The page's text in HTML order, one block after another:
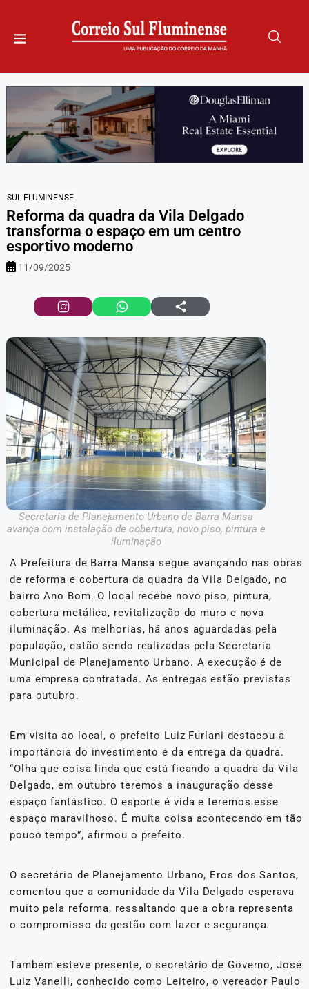
SUL FLUMINENSE
Reforma da quadra da Vila Delgado
transforma o espaço em um centro
esportivo moderno
11/09/2025
Secretaria de Planejamento Urbano de Barra Mansa
avança com instalação de cobertura, novo piso, pintura e
iluminação
A Prefeitura de Barra Mansa segue avançando nas obras
de reforma e cobertura da quadra da Vila Delgado, no
bairro Ano Bom. O local recebe novo piso, pintura,
cobertura metálica, revitalização do muro e nova
iluminação. As melhorias, há anos aguardadas pela
população, estão sendo realizadas pela Secretaria
Municipal de Planejamento Urbano. A execução é de
uma empresa contratada. As entregas estão previstas
para outubro.
Em visita ao local, o prefeito Luiz Furlani destacou a
importância do investimento e da entrega da quadra.
“Olha que coisa linda que está ficando a quadra da Vila
Delgado, em outubro teremos a inauguração desse
espaço fantástico. O esporte é vida e teremos esse
espaço maravilhoso. É muita coisa acontecendo em tão
pouco tempo”, afirmou o prefeito.
O secretário de Planejamento Urbano, Eros dos Santos,
comentou que a comunidade da Vila Delgado esperava
muito pela reforma, ressaltando que a obra representa
o compromisso da gestão com lazer e segurança.
Também esteve presente, o secretário de Governo, José
Luiz Vanelli, conhecido como Leiteiro, o vereador Paulo